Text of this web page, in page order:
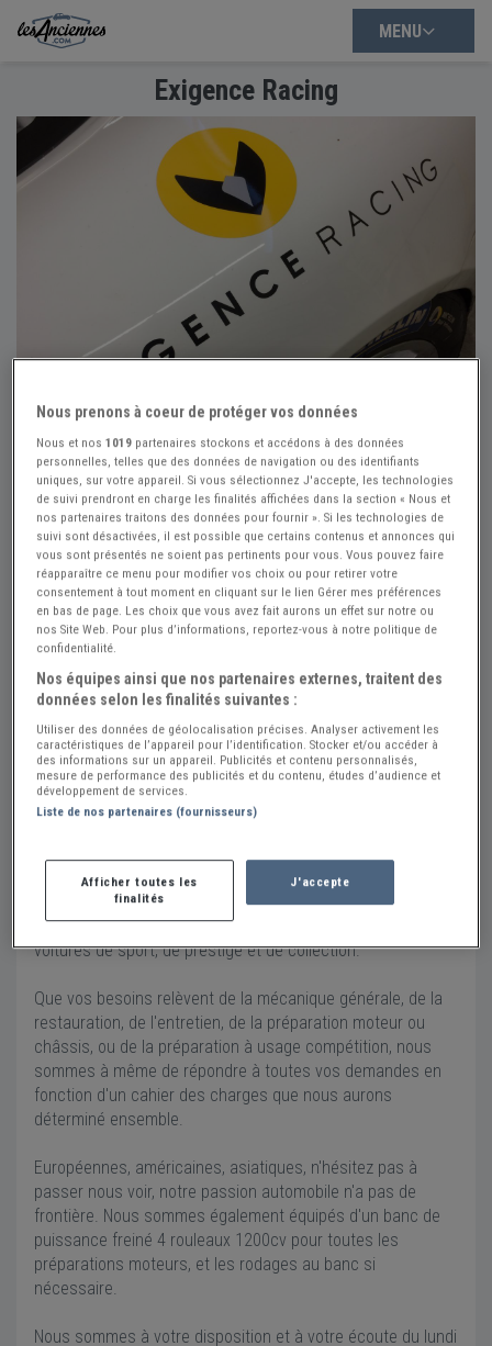
MENU
Exigence Racing
Exigence Racing
Contact
02 38 80 93 48
Envoyer un message
10 rue des Guettes
45140 INGRE
Voir sur la carte
Exigence Racing est un atelier spécialisé en mécanique et
Outre nos représentations officielles des marques Lotus et
Donkervoort, nous sommes également spécialisés en
voitures de sport, de prestige et de collection.
Que vos besoins relèvent de la mécanique générale, de la
restauration, de l'entretien, de la préparation moteur ou
châssis, ou de la préparation à usage compétition, nous
sommes à même de répondre à toutes vos demandes en
fonction d'un cahier des charges que nous aurons
déterminé ensemble.
Européennes, américaines, asiatiques, n'hésitez pas à
passer nous voir, notre passion automobile n'a pas de
frontière. Nous sommes également équipés d'un banc de
puissance freiné 4 rouleaux 1200cv pour toutes les
préparations moteurs, et les rodages au banc si
nécessaire.
Nous sommes à votre disposition et à votre écoute du lundi
Nous prenons à coeur de protéger vos données
Nous et nos1019 partenaires stockons et accédons à des données
personnelles, telles que des données de navigation ou des identifiants
uniques, sur votre appareil. Si vous sélectionnez J'accepte, les technologies
de suivi prendront en charge les finalités affichées dans la section « Nous et
nos partenaires traitons des données pour fournir ». Si les technologies de
suivi sont désactivées, il est possible que certains contenus et annonces qui
vous sont présentés ne soient pas pertinents pour vous. Vous pouvez faire
réapparaître ce menu pour modifier vos choix ou pour retirer votre
consentement à tout moment en cliquant sur le lien Gérer mes préférences
en bas de page. Les choix que vous avez fait aurons un effet sur notre ou
nos Site Web. Pour plus d’informations, reportez-vous à notre politique de
confidentialité.
Nos équipes ainsi que nos partenaires externes, traitent des
données selon les finalités suivantes :
Utiliser des données de géolocalisation précises. Analyser activement les
caractéristiques de l’appareil pour l’identification. Stocker et/ou accéder à
des informations sur un appareil. Publicités et contenu personnalisés,
mesure de performance des publicités et du contenu, études d’audience et
développement de services.
Liste de nos partenaires (fournisseurs)
Afficher toutes les
finalités
J'accepte